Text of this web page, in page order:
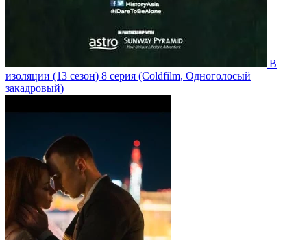
В
изоляции (13 сезон) 8 серия (Coldfilm, Одноголосый
закадровый)